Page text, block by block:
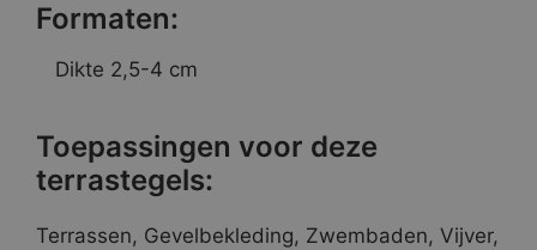
Formaten:
Dikte 2,5-4 cm
Toepassingen voor deze
terrastegels:
Terrassen, Gevelbekleding, Zwembaden, Vijver,